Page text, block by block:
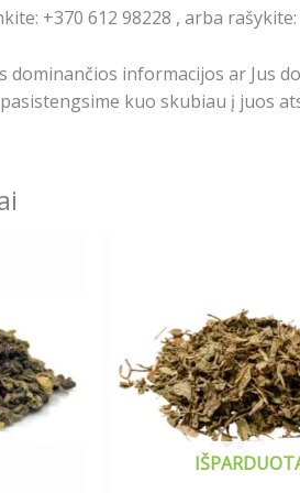
+370 612 98228 , arba
dominančios informacijos ar Jus
kuo skubiau į juos
The
may
be